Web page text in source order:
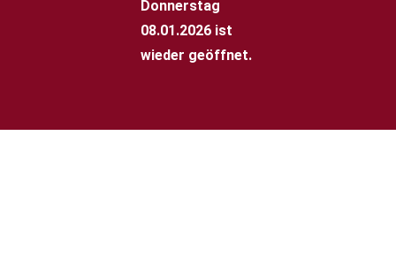
Donnerstag
08.01.2026 ist
wieder geöffnet.